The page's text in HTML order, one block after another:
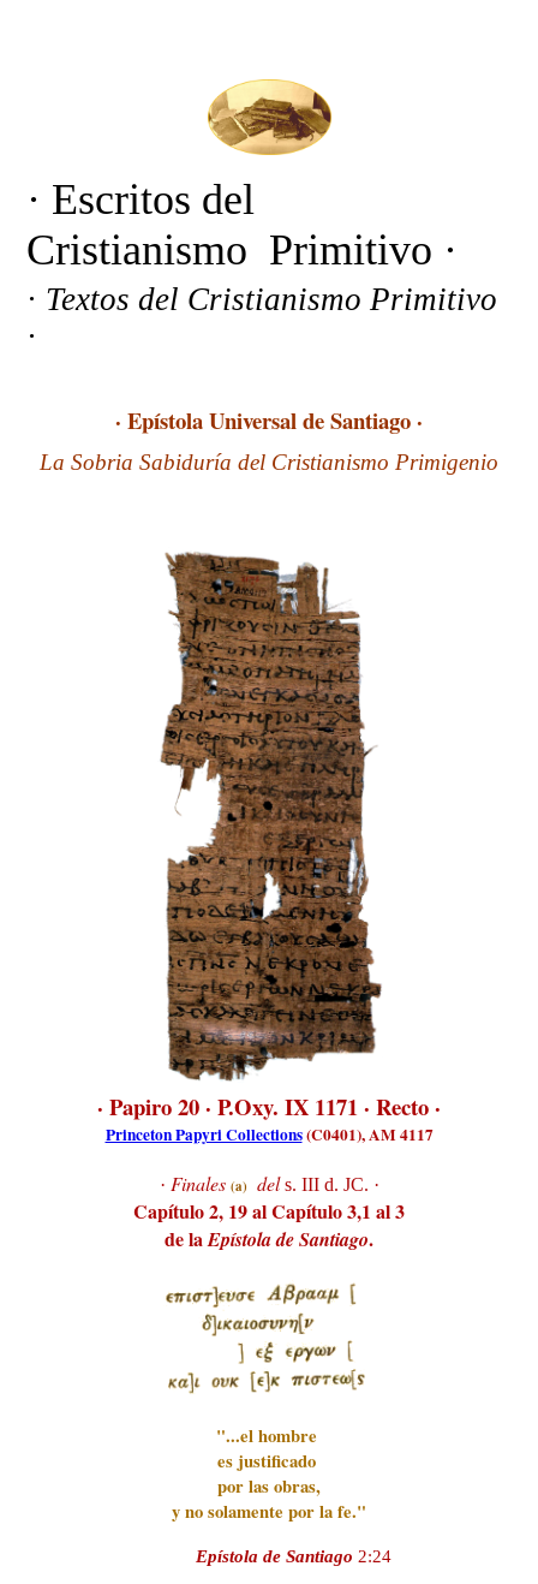
· Escritos del
Cristianismo Primitivo ·
· Textos del Cristianismo Primitivo
·
· Epístola Universal de Santiago·
La Sobria Sabiduría del Cristianismo Primigenio
· Papiro 20 · P.Oxy. IX 1171 · Recto ·
Princeton Papyri Collections(C0401), AM 4117
· Finales (a) dels. III d. JC. ·
Capítulo 2, 19 al Capítulo 3,1 al 3
de laEpístola de Santiago.
"...el hombre
es justificado
por las obras,
y no solamente por la fe."
Epístola de Santiago 2:24